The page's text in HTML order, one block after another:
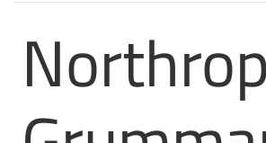
Northrop